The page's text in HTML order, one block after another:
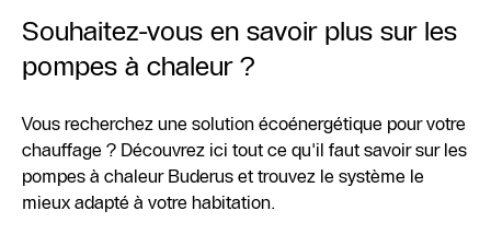
Souhaitez-vous en savoir plus sur les
pompes à chaleur ?
Vous recherchez une solution écoénergétique pour votre
chauffage ? Découvrez ici tout ce qu'il faut savoir sur les
pompes à chaleur Buderus et trouvez le système le
mieux adapté à votre habitation.